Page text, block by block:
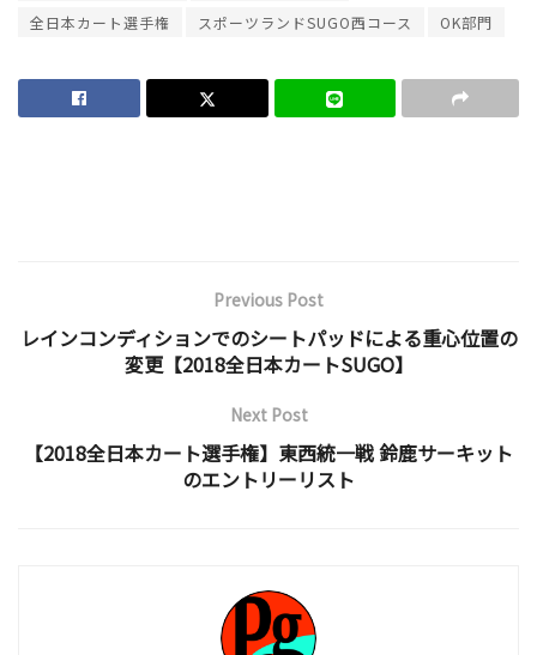
全日本カート選手権
スポーツランドSUGO西コース OK部門
Previous Post
レインコンディションでのシートパッドによる重心位置の
変更【2018全日本カートSUGO】
Next Post
【2018全日本カート選手権】東西統一戦 鈴鹿サーキット
のエントリーリスト